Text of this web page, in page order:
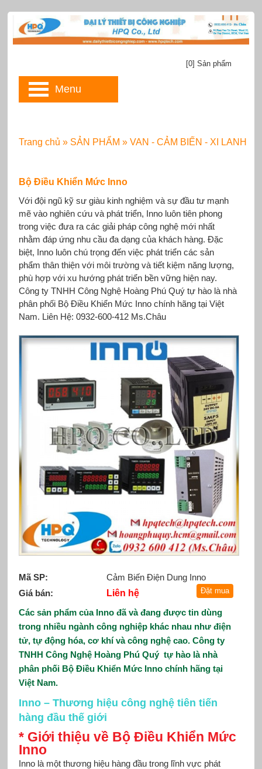
Bộ Điều Khiển Mức Inno
Với đội ngũ kỹ sư giàu kinh nghiệm và sự đầu tư mạnh
mẽ vào nghiên cứu và phát triển, Inno luôn tiên phong
trong việc đưa ra các giải pháp công nghệ mới nhất
nhằm đáp ứng nhu cầu đa dạng của khách hàng. Đặc
biệt, Inno luôn chú trọng đến việc phát triển các sản
phẩm thân thiện với môi trường và tiết kiệm năng lượng,
phù hợp với xu hướng phát triển bền vững hiện nay.
Công ty TNHH Công Nghệ Hoàng Phú Quý tự hào là nhà
phân phối Bộ Điều Khiển Mức Inno chính hãng tại Việt
Nam. Liên Hệ: 0932-600-412 Ms.Châu
Mã SP:
Cảm Biến Điện Dung Inno
Giá bán:
Liên hệ
Các sản phẩm của Inno đã và đang được tin dùng
trong nhiều ngành công nghiệp khác nhau như điện
tử, tự động hóa, cơ khí và công nghệ cao. Công ty
TNHH Công Nghệ Hoàng Phú Quý tự hào là nhà
phân phối Bộ Điều Khiển Mức Inno chính hãng tại
Việt Nam.
Inno – Thương hiệu công nghệ tiên tiến
hàng đầu thế giới
* Giới thiệu về Bộ Điều Khiển Mức
Inno
Inno là một thương hiệu hàng đầu trong lĩnh vực phát
Trang chủ » SẢN PHẨM » VAN - CẢM BIẾN - XI LANH
[0] Sản phẩm
Menu